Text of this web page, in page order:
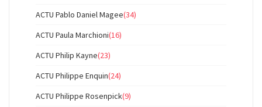
ACTU Pablo Daniel Magee(34)
ACTU Paula Marchioni(16)
ACTU Philip Kayne(23)
ACTU Philippe Enquin(24)
ACTU Philippe Rosenpick(9)